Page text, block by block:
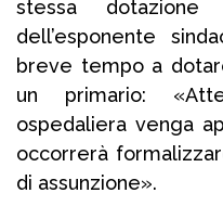
stessa dotazione
dell’esponente
breve tempo a
un primario:
ospedaliera venga
occorrerà
di assunzione».